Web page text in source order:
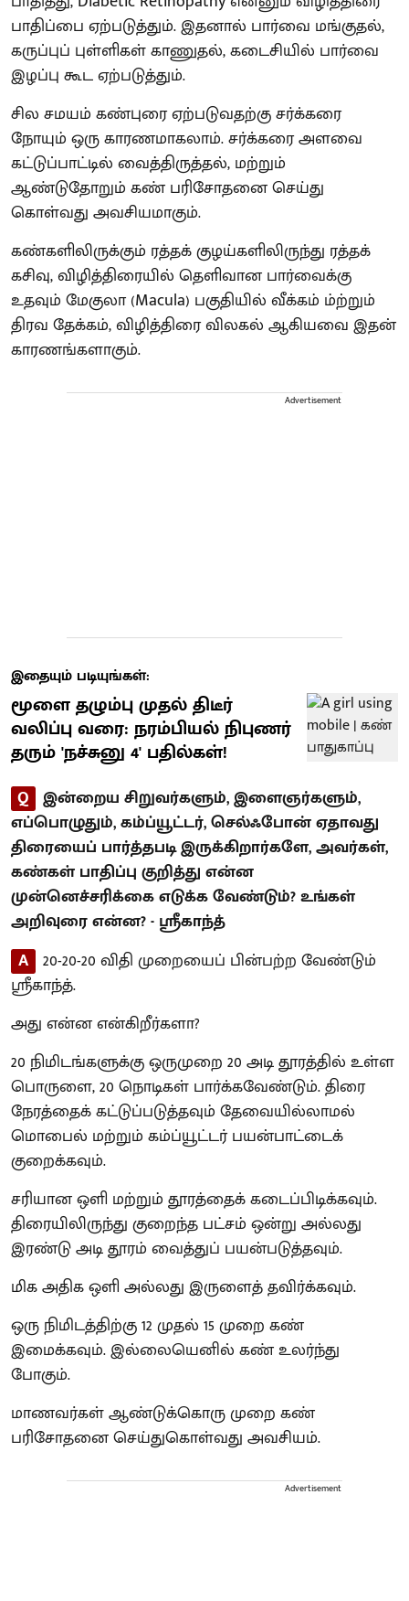
பாதிப்பை ஏற்படுத்தும். இதனால் பார்வை மங்குதல்,
கருப்புப் புள்ளிகள் காணுதல், கடைசியில் பார்வை
இழப்பு கூட ஏற்படுத்தும்.
சில சமயம் கண்புரை ஏற்படுவதற்கு சர்க்கரை
நோயும் ஒரு காரணமாகலாம். சர்க்கரை அளவை
கட்டுப்பாட்டில் வைத்திருத்தல், மற்றும்
ஆண்டுதோறும் கண் பரிசோதனை செய்து
கொள்வது அவசியமாகும்.
கண்களிலிருக்கும் ரத்தக் குழய்களிலிருந்து ரத்தக்
கசிவு, விழித்திரையில் தெளிவான பார்வைக்கு
உதவும் மேகுலா (Macula) பகுதியில் வீக்கம் ம்ற்றும்
திரவ தேக்கம், விழித்திரை விலகல் ஆகியவை இதன்
காரணங்களாகும்.
Advertisement
இதையும் படியுங்கள்:
மூளை தழும்பு முதல் திடீர்
வலிப்பு வரை: நரம்பியல் நிபுணர்
தரும் 'நச்சுனு 4' பதில்கள்!
Q இன்றைய சிறுவர்களும், இளைஞர்களும்,
எப்பொழுதும், கம்ப்யூட்டர், செல்ஃபோன் ஏதாவது
திரையைப் பார்த்தபடி இருக்கிறார்களே, அவர்கள்,
கண்கள் பாதிப்பு குறித்து என்ன
முன்னெச்சரிக்கை எடுக்க வேண்டும்? உங்கள்
அறிவுரை என்ன? - ஸ்ரீகாந்த்
A 20-20-20 விதி முறையைப் பின்பற்ற வேண்டும்
ஸ்ரீகாந்த்.
அது என்ன என்கிறீர்களா?
20 நிமிடங்களுக்கு ஒருமுறை 20 அடி தூரத்தில் உள்ள
பொருளை, 20 நொடிகள் பார்க்கவேண்டும். திரை
நேரத்தைக் கட்டுப்படுத்தவும் தேவையில்லாமல்
மொபைல் மற்றும் கம்ப்யூட்டர் பயன்பாட்டைக்
குறைக்கவும்.
சரியான ஒளி மற்றும் தூரத்தைக் கடைப்பிடிக்கவும்.
திரையிலிருந்து குறைந்த பட்சம் ஒன்று அல்லது
இரண்டு அடி தூரம் வைத்துப் பயன்படுத்தவும்.
மிக அதிக ஒளி அல்லது இருளைத் தவிர்க்கவும்.
ஒரு நிமிடத்திற்கு 12 முதல் 15 முறை கண்
இமைக்கவும். இல்லையெனில் கண் உலர்ந்து
போகும்.
மாணவர்கள் ஆண்டுக்கொரு முறை கண்
பரிசோதனை செய்துகொள்வது அவசியம்.
Advertisement